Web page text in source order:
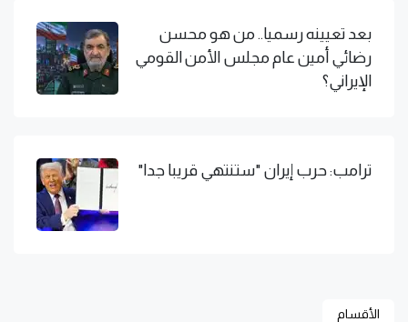
بعد تعيينه رسميا.. من هو محسن
رضائي أمين عام مجلس الأمن القومي
الإيراني؟
ترامب: حرب إيران "ستنتهي قريبا جدا"
الأقسام